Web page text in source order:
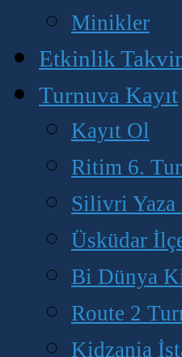
Minikler
Etkinlik
Turnuva Kayıt
Kayıt Ol
Ritim 6.
Silivri Yaza
Üsküdar
Bi Dünya
Route 2
Kidzania